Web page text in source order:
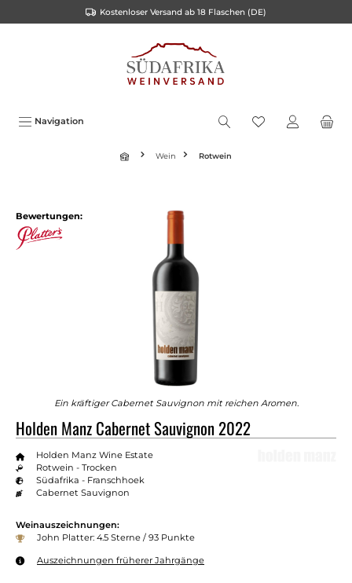
Kostenloser Versand ab 18 Flaschen (DE)
Navigation
Wein Rotwein
Bewertungen:
Ein kräftiger Cabernet Sauvignon mit reichen Aromen.
Holden Manz Cabernet Sauvignon 2022
Holden Manz Wine Estate
Rotwein - Trocken
Südafrika - Franschhoek
Cabernet Sauvignon
Weinauszeichnungen:
John Platter: 4.5 Sterne / 93 Punkte
Auszeichnungen früherer Jahrgänge